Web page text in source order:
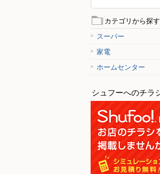
カテゴリから探す
スーパー
家電
ホームセンター
シュフーへのチラ